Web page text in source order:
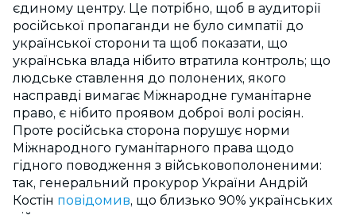
єдиному центру. Це потрібно, щоб в аудиторії
російської пропаганди не було симпатії до
української сторони та щоб показати, що
українська влада нібито втратила контроль; що
людське ставлення до полонених, якого
насправді вимагає Міжнародне гуманітарне
право, є нібито проявом доброї волі росіян.
Проте російська сторона порушує норми
Міжнародного гуманітарного права щодо
гідного поводження з військовополоненими:
так, генеральний прокурор України Андрій
Костін повідомив, що близько 90% українських